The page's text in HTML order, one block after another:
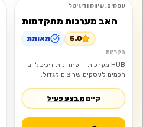
עסקים, שיווק ודיגיטל
האב מערכות מתקדמות
5.0 מאומת
הקריות
HUB מערכות — פתרונות דיגיטליים
חכמים לעסקים שרוצים לגדול.
קיים מבצע פעיל